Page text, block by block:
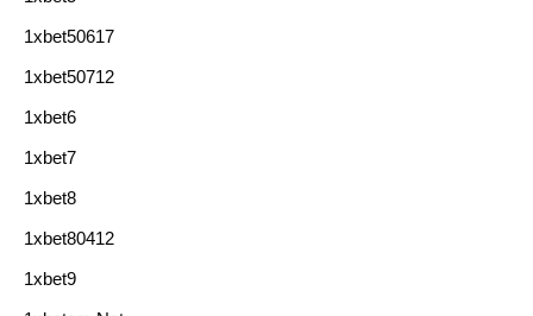
1xbet50617
1xbet50712
1xbet6
1xbet7
1xbet8
1xbet80412
1xbet9